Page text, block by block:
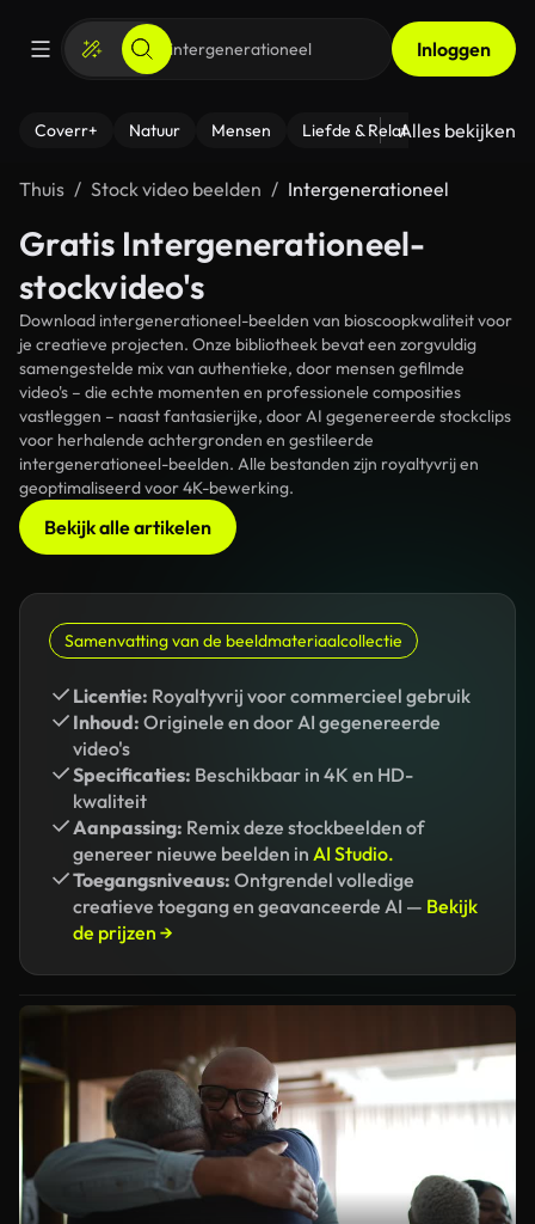
Inloggen
Coverr+ Natuur Mensen Liefde & Relaties - Fitness
Alles bekijken
Thuis Stock video beelden Intergenerationeel
Gratis Intergenerationeel-
stockvideo's
Download intergenerationeel-beelden van bioscoopkwaliteit voor
je creatieve projecten. Onze bibliotheek bevat een zorgvuldig
samengestelde mix van authentieke, door mensen gefilmde
video's – die echte momenten en professionele composities
vastleggen – naast fantasierijke, door AI gegenereerde stockclips
voor herhalende achtergronden en gestileerde
intergenerationeel-beelden. Alle bestanden zijn royaltyvrij en
geoptimaliseerd voor 4K-bewerking.
Bekijk alle artikelen
Samenvatting van de beeldmateriaalcollectie
Licentie: Royaltyvrij voor commercieel gebruik
Inhoud: Originele en door AI gegenereerde
video's
Specificaties: Beschikbaar in 4K en HD-
kwaliteit
Aanpassing: Remix deze stockbeelden of
genereer nieuwe beelden in AI Studio.
Toegangsniveaus: Ontgrendel volledige
creatieve toegang en geavanceerde AI — Bekijk
de prijzen →